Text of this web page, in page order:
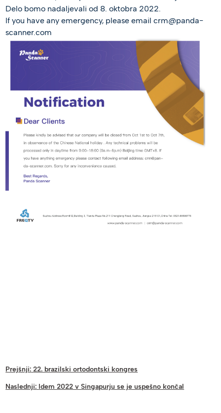
Delo bomo nadaljevali od 8. oktobra 2022.
If you have any emergency, please email crm@panda-
scanner.com
Prejšnji: 22. brazilski ortodontski kongres
Naslednji: Idem 2022 v Singapurju se je uspešno končal